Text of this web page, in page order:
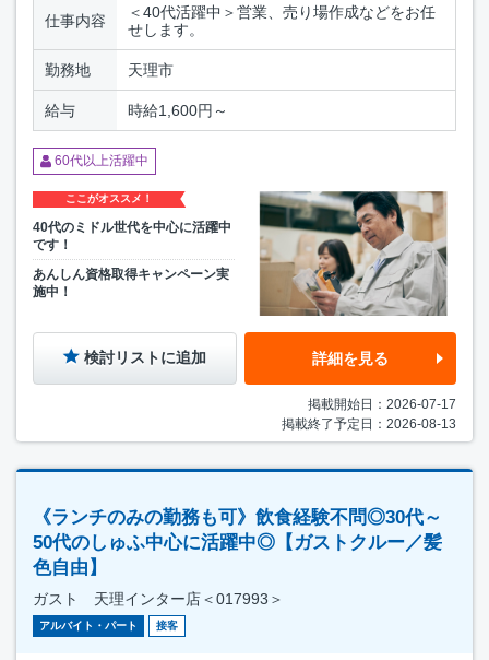
仕事内容
＜40代活躍中＞営業、売り場作成などをお任
せします。
勤務地 天理市
給与 時給1,600円～
60代以上活躍中
ここがオススメ！
40代のミドル世代を中心に活躍中
です！
あんしん資格取得キャンペーン実
施中！
検討リストに追加 詳細を見る
掲載開始日：2026-07-17
掲載終了予定日：2026-08-13
《ランチのみの勤務も可》飲食経験不問◎30代～
50代のしゅふ中心に活躍中◎【ガストクルー／髪
色自由】
ガスト 天理インター店＜017993＞
アルバイト・パート 接客